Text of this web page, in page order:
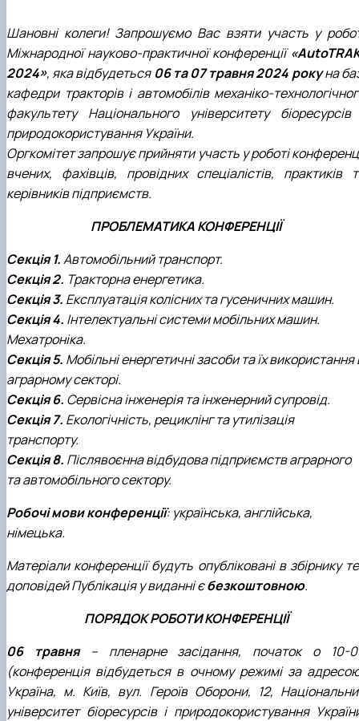
Шановні колеги! Запрошуємо Вас взяти участь у
Міжнародної науково-практичної конференції
2024», яка відбудеться 06 та 07 травня 2024 рокуна
кафедри тракторів і автомобілів механіко-
факультету Національного університету біоресурсів
природокористування України.
Оргкомітет запрошує прийняти участь у роботі
вчених, фахівців, провідних спеціалістів, практиків
керівників підприємств.
ПРОБЛЕМАТИКА КОНФЕРЕНЦІЇ
Секція 1.Автомобільний транспорт.
Секція 2. Тракторна енергетика.
Секція 3. Експлуатація колісних та гусеничних машин.
Секція 4. Інтелектуальні системи мобільних машин.
Мехатроніка.
Секція 5. Мобільні енергетичні засоби та їх використання
аграрному секторі.
Секція 6. Сервісна інженерія та інженерний супровід.
Секція 7. Екологічність, рециклінг та утилізація
транспорту.
Секція 8. Післявоєнна відбудова підприємств аграрного
та автомобільного сектору.
Робочі мови конференції: українська, англійська,
німецька.
Матеріали конференції будуть опубліковані в збірнику
доповідей Публікація у виданні єбезкоштовною.
ПОРЯДОК РОБОТИ КОНФЕРЕНЦІЇ
06 травня– пленарне засідання, початок о 10-
(конференція відбудеться в очному режимі за
Україна, м. Київ, вул. Героїв Оборони, 12,
університет біоресурсів і природокористування